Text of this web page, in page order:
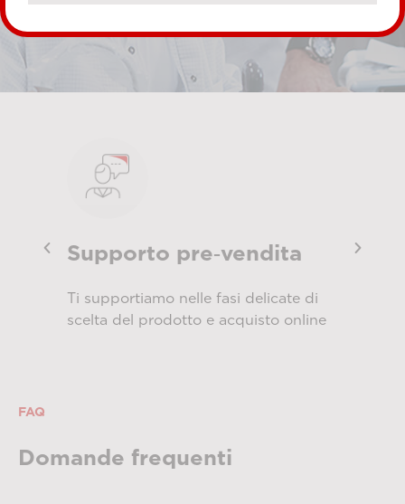
Supporto pre‑vendita
Ti supportiamo nelle fasi delicate di
scelta del prodotto e acquisto online
FAQ
Domande frequenti